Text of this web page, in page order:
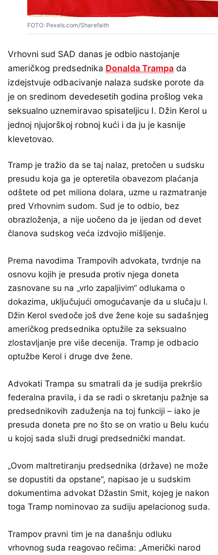
FOTO: Pexels.com/Sharefaith
Vrhovni sud SAD danas je odbio nastojanje
američkog predsednika Donalda Trampa da
izdejstvuje odbacivanje nalaza sudske porote da
je on sredinom devedesetih godina prošlog veka
seksualno uznemiravao spisateljicu I. Džin Kerol u
jednoj njujorškoj robnoj kući i da ju je kasnije
klevetovao.
Tramp je tražio da se taj nalaz, pretočen u sudsku
presudu koja ga je opteretila obavezom plaćanja
odštete od pet miliona dolara, uzme u razmatranje
pred Vrhovnim sudom. Sud je to odbio, bez
obrazloženja, a nije uočeno da je ijedan od devet
članova sudskog veća izdvojio mišljenje.
Prema navodima Trampovih advokata, tvrdnje na
osnovu kojih je presuda protiv njega doneta
zasnovane su na „vrlo zapaljivim“ odlukama o
dokazima, uključujući omogućavanje da u slučaju I.
Džin Kerol svedoče još dve žene koje su sadašnjeg
američkog predsednika optužile za seksualno
zlostavljanje pre više decenija. Tramp je odbacio
optužbe Kerol i druge dve žene.
Advokati Trampa su smatrali da je sudija prekršio
federalna pravila, i da se radi o skretanju pažnje sa
predsednikovih zaduženja na toj funkciji – iako je
presuda doneta pre no što se on vratio u Belu kuću
u kojoj sada služi drugi predsednički mandat.
„Ovom maltretiranju predsednika (države) ne može
se dopustiti da opstane“, napisao je u sudskim
dokumentima advokat Džastin Smit, kojeg je nakon
toga Tramp nominovao za sudiju apelacionog suda.
Trampov pravni tim je na današnju odluku
vrhovnog suda reagovao rečima: „Američki narod